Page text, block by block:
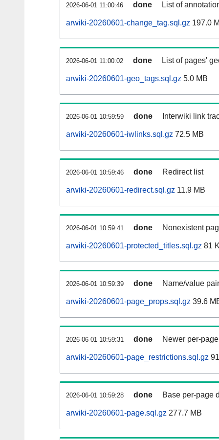
2026-06-01 11:00:46 done List of
arwiki-20260601-change_tag.sql.gz 197.0
2026-06-01 11:00:02 done List of pages'
arwiki-20260601-geo_tags.sql.gz 5.0 MB
2026-06-01 10:59:59 done Interwiki link
arwiki-20260601-iwlinks.sql.gz 72.5 MB
2026-06-01 10:59:46 done Redirect list
arwiki-20260601-redirect.sql.gz 11.9 MB
2026-06-01 10:59:41 done Nonexistent
arwiki-20260601-protected_titles.sql.gz 81
2026-06-01 10:59:39 done Name/value
arwiki-20260601-page_props.sql.gz 39.6
2026-06-01 10:59:31 done Newer per-
arwiki-20260601-page_restrictions.sql.gz
2026-06-01 10:59:28 done Base per-page
arwiki-20260601-page.sql.gz 277.7 MB